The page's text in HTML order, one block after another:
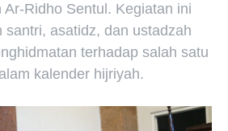
Ar-Ridho Sentul. Kegiatan ini
santri, asatidz, dan ustadzah
terhadap salah satu
kalender hijriyah.